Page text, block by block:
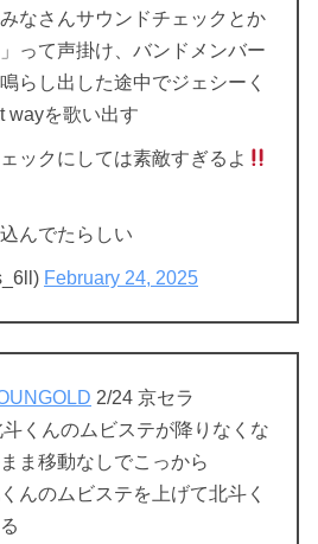
なさんサウンドチェックとか
って声掛け、バンドメンバー
らし出した途中でジェシーく
wayを歌い出す
ックにしては素敵すぎるよ
んでたらしい
February 24, 2025
2/24 京セラ
くんのムビステが降りなくな
ま移動なしでこっから
んのムビステを上げて北斗く